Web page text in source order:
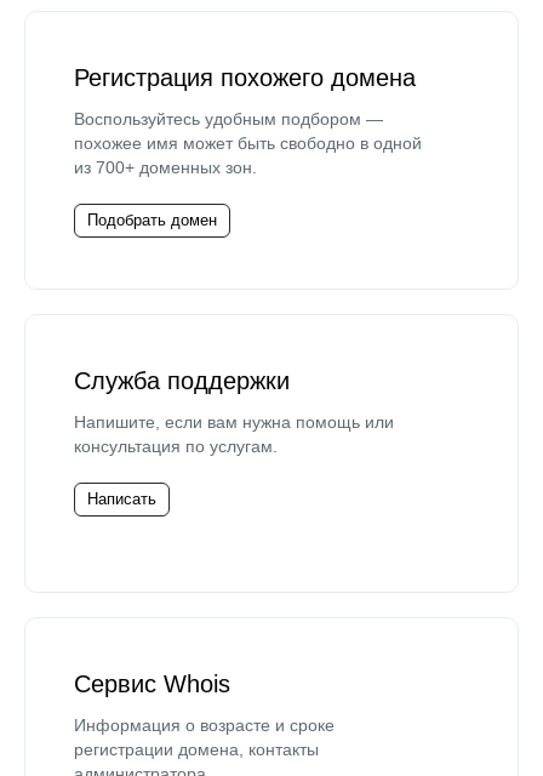
Регистрация похожего домена
Воспользуйтесь удобным подбором —
похожее имя может быть свободно в одной
из 700+ доменных зон.
Подобрать домен
Служба поддержки
Напишите, если вам нужна помощь или
консультация по услугам.
Написать
Сервис Whois
Информация о возрасте и сроке
регистрации домена, контакты